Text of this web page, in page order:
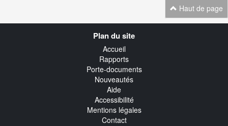
Haut de page
Plan du site
Accueil
Rapports
Porte-documents
Nouveautés
Aide
Accessibilité
Mentions légales
Contact